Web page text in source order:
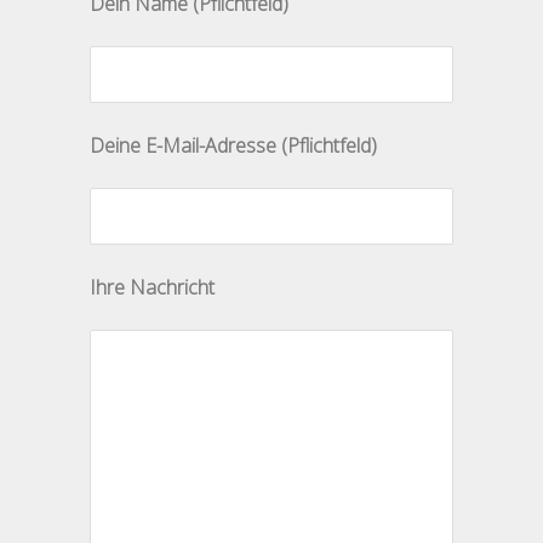
Bitte lasse dieses Feld leer.
Deine E-Mail-Adresse (Pflichtfeld)
Ihre Nachricht